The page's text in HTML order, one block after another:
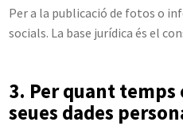
Per a la publicació de fotos o
socials. La base jurídica és el
3. Per quant temps
seues dades